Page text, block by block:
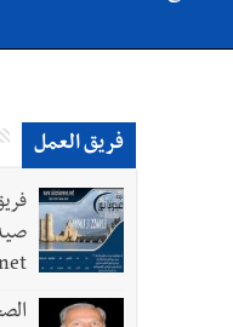
يحتاج الى مسارات
فريق العمل